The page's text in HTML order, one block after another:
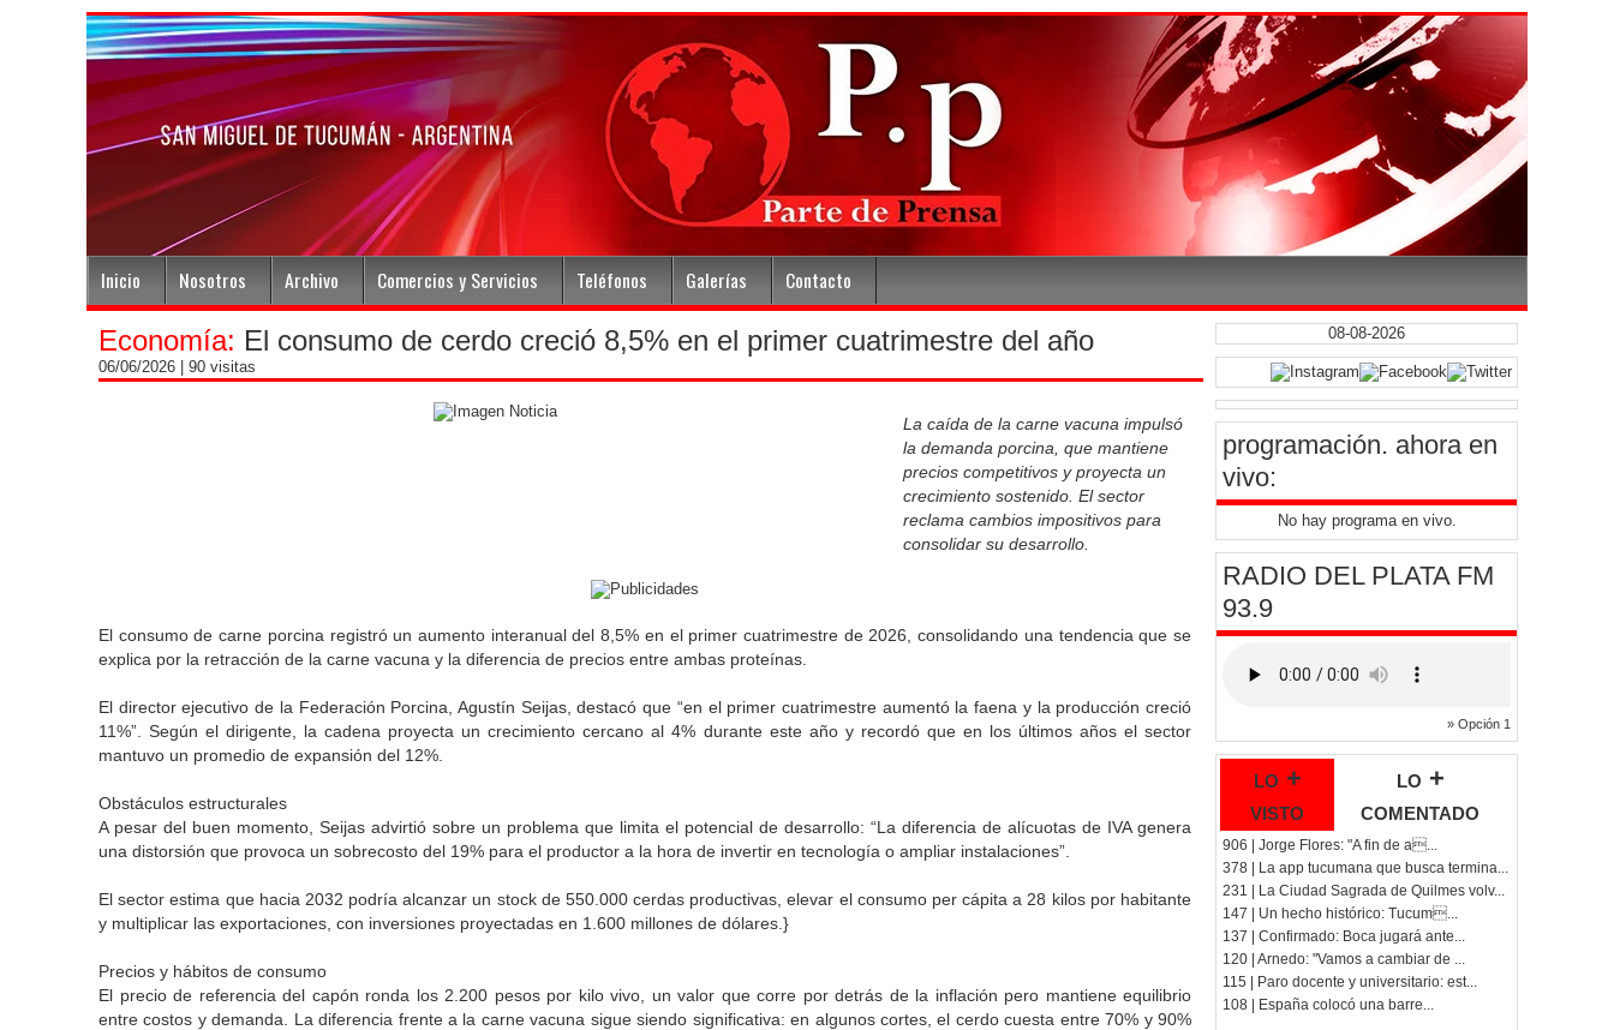
Inicio Nosotros Archivo Comercios y Servicios Teléfonos Galerías Contacto
Economía: El consumo de cerdo creció 8,5% en el primer cuatrimestre del año
06/06/2026 | 90 visitas
La caída de la carne vacuna impulsó
la demanda porcina, que mantiene
precios competitivos y proyecta un
crecimiento sostenido. El sector
reclama cambios impositivos para
consolidar su desarrollo.
El consumo de carne porcina registró un aumento interanual del 8,5% en el primer cuatrimestre de 2026, consolidando una tendencia que se
explica por la retracción de la carne vacuna y la diferencia de precios entre ambas proteínas.
El director ejecutivo de la Federación Porcina, Agustín Seijas, destacó que “en el primer cuatrimestre aumentó la faena y la producción creció
11%”. Según el dirigente, la cadena proyecta un crecimiento cercano al 4% durante este año y recordó que en los últimos años el sector
mantuvo un promedio de expansión del 12%.
Obstáculos estructurales
A pesar del buen momento, Seijas advirtió sobre un problema que limita el potencial de desarrollo: “La diferencia de alícuotas de IVA genera
una distorsión que provoca un sobrecosto del 19% para el productor a la hora de invertir en tecnología o ampliar instalaciones”.
El sector estima que hacia 2032 podría alcanzar un stock de 550.000 cerdas productivas, elevar el consumo per cápita a 28 kilos por habitante
y multiplicar las exportaciones, con inversiones proyectadas en 1.600 millones de dólares.}
Precios y hábitos de consumo
El precio de referencia del capón ronda los 2.200 pesos por kilo vivo, un valor que corre por detrás de la inflación pero mantiene equilibrio
entre costos y demanda. La diferencia frente a la carne vacuna sigue siendo significativa: en algunos cortes, el cerdo cuesta entre 70% y 90%
08-08-2026
programación. ahora en
vivo:
No hay programa en vivo.
RADIO DEL PLATA FM
93.9
» Opción 1
lo +
visto
lo +
comentado
906 | Jorge Flores: "A fin de a...
378 | La app tucumana que busca termina...
231 | La Ciudad Sagrada de Quilmes volv...
147 | Un hecho histórico: Tucum...
137 | Confirmado: Boca jugará ante...
120 | Arnedo: "Vamos a cambiar de ...
115 | Paro docente y universitario: est...
108 | España colocó una barre...